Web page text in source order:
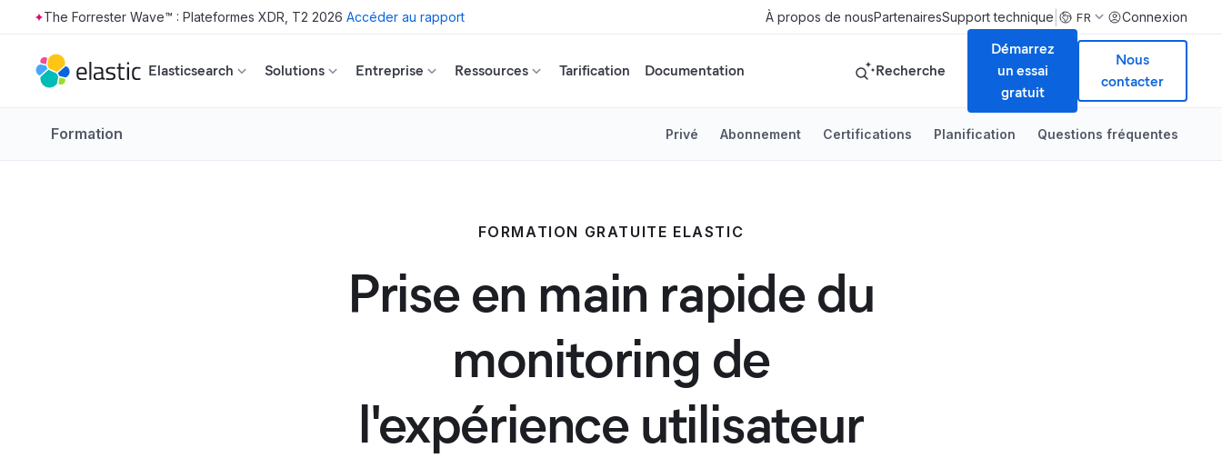
Skip to main content
The Forrester Wave™ : Plateformes XDR, T2 2026 Accéder au rapport À propos de nousPartenairesSupport technique FR Connexion
Elasticsearch Solutions Entreprise Ressources Tarification Documentation Recherche
Démarrez
un essai
gratuit
Nous
contacter
Formation Privé Abonnement Certifications Planification Questions fréquentes
FORMATION GRATUITE ELASTIC
Prise en main rapide du
monitoring de
l'expérience utilisateur